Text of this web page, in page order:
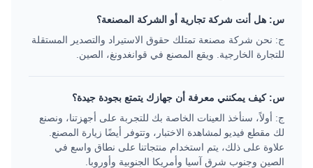
س: هل أنت شركة تجارية أو الشركة المصنعة؟
ج: نحن شركة مصنعة تمتلك حقوق الاستيراد والتصدير المستقلة
للتجارة الخارجية. ويقع المصنع في قوانغدونغ، الصين.
س: كيف يمكنني معرفة أن جهازك يتمتع بجودة جيدة؟
ج: أولاً، سنأخذ العينات الخاصة بك للتجربة على أجهزتنا، ونصنع
لك مقطع فيديو لمشاهدة الاختبار، وتتوفر أيضًا زيارة المصنع.
علاوة على ذلك، يتم استخدام منتجاتنا على نطاق واسع في
الصين وجنوب شرق آسيا وأمريكا الجنوبية وأوروبا.